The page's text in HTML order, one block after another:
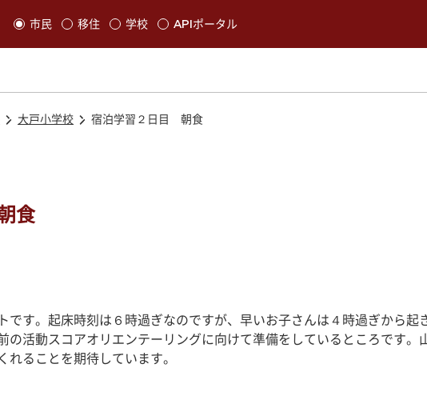
切替が発生します
市民 移住 学校 APIポータル
大戸小学校 宿泊学習２日目 朝食
食
です。起床時刻は６時過ぎなのですが、早いお子さんは４時過ぎから
活動スコアオリエンテーリングに向けて準備をしているところです。
ることを期待しています。